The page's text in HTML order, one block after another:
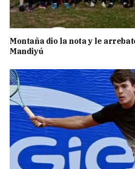
Montaña dio la nota y le
Mandiyú